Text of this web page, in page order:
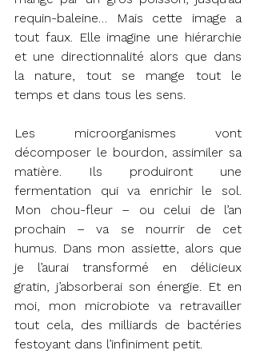
requin-baleine… Mais cette image a
tout faux. Elle imagine une hiérarchie
et une directionnalité alors que dans
la nature, tout se mange tout le
temps et dans tous les sens.
Les microorganismes vont
décomposer le bourdon, assimiler sa
matière. Ils produiront une
fermentation qui va enrichir le sol.
Mon chou-fleur – ou celui de l’an
prochain – va se nourrir de cet
humus. Dans mon assiette, alors que
je l’aurai transformé en délicieux
gratin, j’absorberai son énergie. Et en
moi, mon microbiote va retravailler
tout cela, des milliards de bactéries
festoyant dans l’infiniment petit.